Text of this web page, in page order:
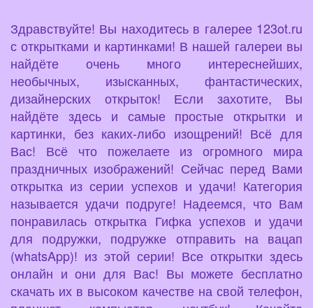
Здравствуйте! Вы находитесь в галерее 123ot.ru
с открытками и картинками! В нашей галереи вы
найдёте очень много интереснейших,
необычных, изысканных, фантастических,
дизайнерских открыток! Если захотите, Вы
найдёте здесь и самые простые открытки и
картинки, без каких-либо изощрений! Всё для
Вас! Всё что пожелаете из огромного мира
праздничных изображений! Сейчас перед Вами
открытка из серии успехов и удачи! Категория
называется удачи подруге! Надеемся, что Вам
понравилась открытка Гифка успехов и удачи
для подружки, подружке отправить на вацап
(whatsApp)! из этой серии! Все открытки здесь
онлайн и они для Вас! Вы можете бесплатно
скачать их в высоком качестве на свой телефон,